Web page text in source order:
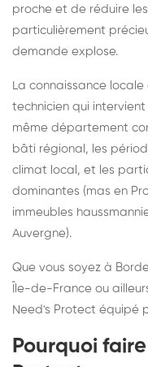
proche et de réduire
particulièrement
demande explose.
La connaissance
technicien qui
même département
bâti régional, les
climat local, et les
dominantes (mas en
immeubles
Auvergne).
Que vous soyez à
Île-de-France ou
Need's Protect équipé
Pourquoi